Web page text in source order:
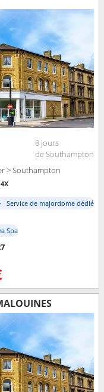
8 jours
de Southampton
> Southampton
Service de majordome dédié
Spa